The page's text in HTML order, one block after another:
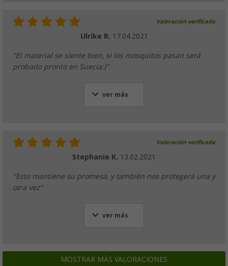
Valoración verificada
Ulrike R. 17.04.2021
"El material se siente bien, si los mosquitos pasan será
probado pronto en Suecia:)"
ver más
Valoración verificada
Stephanie K. 13.02.2021
"Esto mantiene su promesa, y también nos protegerá una y
otra vez"
ver más
MOSTRAR MÁS VALORACIONES